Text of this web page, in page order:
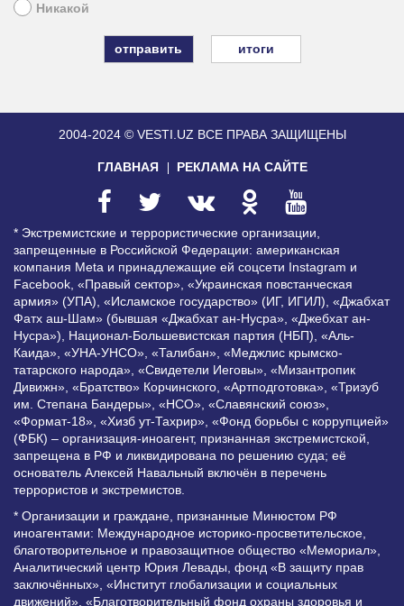
Никакой
итоги
2004-2024 © VESTI.UZ ВСЕ ПРАВА ЗАЩИЩЕНЫ
ГЛАВНАЯ РЕКЛАМА НА САЙТЕ
* Экстремистские и террористические организации,
запрещенные в Российской Федерации: американская
компания Meta и принадлежащие ей соцсети Instagram и
Facebook, «Правый сектор», «Украинская повстанческая
армия» (УПА), «Исламское государство» (ИГ, ИГИЛ), «Джабхат
Фатх аш-Шам» (бывшая «Джабхат ан-Нусра», «Джебхат ан-
Нусра»), Национал-Большевистская партия (НБП), «Аль-
Каида», «УНА-УНСО», «Талибан», «Меджлис крымско-
татарского народа», «Свидетели Иеговы», «Мизантропик
Дивижн», «Братство» Корчинского, «Артподготовка», «Тризуб
им. Степана Бандеры», «НСО», «Славянский союз»,
«Формат-18», «Хизб ут-Тахрир», «Фонд борьбы с коррупцией»
(ФБК) – организация-иноагент, признанная экстремистской,
запрещена в РФ и ликвидирована по решению суда; её
основатель Алексей Навальный включён в перечень
террористов и экстремистов.
* Организации и граждане, признанные Минюстом РФ
иноагентами: Международное историко-просветительское,
благотворительное и правозащитное общество «Мемориал»,
Аналитический центр Юрия Левады, фонд «В защиту прав
заключённых», «Институт глобализации и социальных
движений», «Благотворительный фонд охраны здоровья и